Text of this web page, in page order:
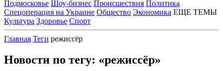
Подмосковье Шоу-бизнес Происшествия Политика
Спецоперация на Украине Общество Экономика ЕЩЕ ТЕМЫ
Культура Здоровье Спорт
Главная Теги режиссёр
Новости по тегу: «режиссёр»